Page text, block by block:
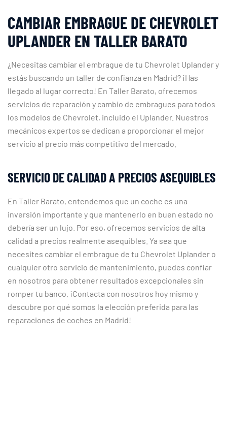
CAMBIAR EMBRAGUE DE CHEVROLET
UPLANDER EN TALLER BARATO
¿Necesitas cambiar el embrague de tu Chevrolet Uplander y
estás buscando un taller de confianza en Madrid? ¡Has
llegado al lugar correcto! En Taller Barato, ofrecemos
servicios de reparación y cambio de embragues para todos
los modelos de Chevrolet, incluido el Uplander. Nuestros
mecánicos expertos se dedican a proporcionar el mejor
servicio al precio más competitivo del mercado.
SERVICIO DE CALIDAD A PRECIOS ASEQUIBLES
En Taller Barato, entendemos que un coche es una
inversión importante y que mantenerlo en buen estado no
debería ser un lujo. Por eso, ofrecemos servicios de alta
calidad a precios realmente asequibles. Ya sea que
necesites cambiar el embrague de tu Chevrolet Uplander o
cualquier otro servicio de mantenimiento, puedes confiar
en nosotros para obtener resultados excepcionales sin
romper tu banco. ¡Contacta con nosotros hoy mismo y
descubre por qué somos la elección preferida para las
reparaciones de coches en Madrid!